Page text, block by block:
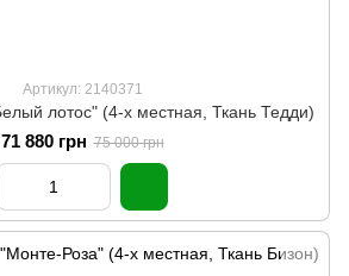
Артикул: 2140371
лотос" (4-х местная, Ткань Тедди)
71 880 грн 75 000 грн